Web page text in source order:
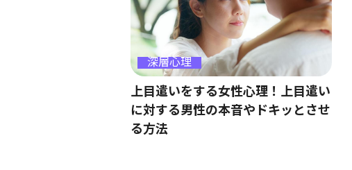
深層心理
上目遣いをする女性心理！上目遣い
に対する男性の本音やドキッとさせ
る方法